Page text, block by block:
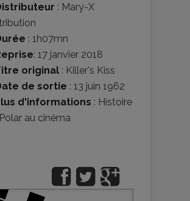
: Mary-X
: 1h07mn
: 17 janvier 2018
original : Killer's Kiss
de sortie : 13 juin 1962
d'informations : Histoire
au cinéma